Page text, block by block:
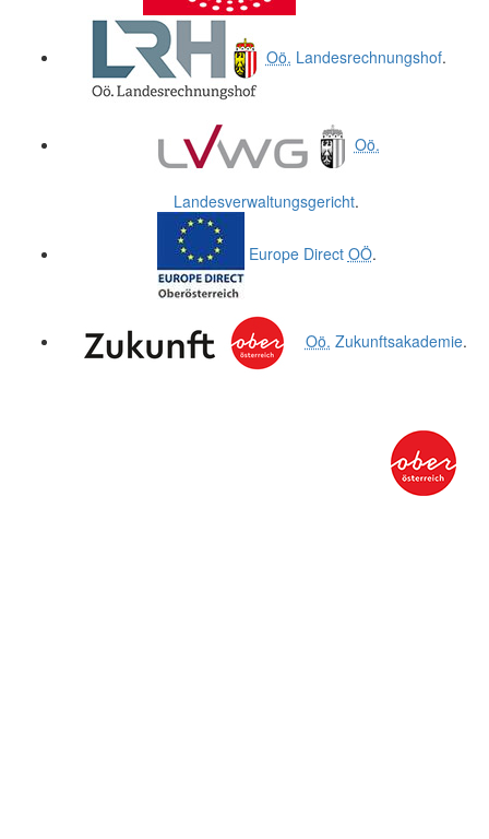
Oö. Landesrechnungshof.
Oö.
Landesverwaltungsgericht.
Europe Direct OÖ.
Oö. Zukunftsakademie.